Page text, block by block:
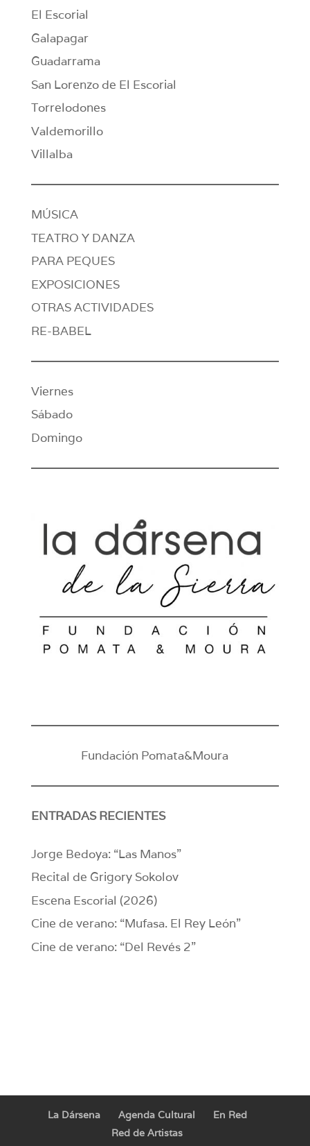
El Escorial
Galapagar
Guadarrama
San Lorenzo de El Escorial
Torrelodones
Valdemorillo
Villalba
MÚSICA
TEATRO Y DANZA
PARA PEQUES
EXPOSICIONES
OTRAS ACTIVIDADES
RE-BABEL
Viernes
Sábado
Domingo
Fundación Pomata&Moura
ENTRADAS RECIENTES
Jorge Bedoya: “Las Manos”
Recital de Grigory Sokolov
Escena Escorial (2026)
Cine de verano: “Mufasa. El Rey León”
Cine de verano: “Del Revés 2”
La Dársena Agenda Cultural
En Red
Red de Artistas